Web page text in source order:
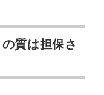
質は担保さ